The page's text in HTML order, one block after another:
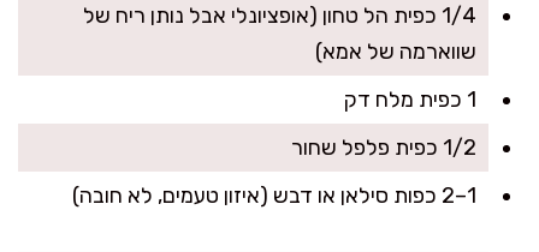
1/4 כפית הל טחון (אופציונלי אבל נותן ריח של
שווארמה של אמא)
1 כפית מלח דק
1/2 כפית פלפל שחור
1–2 כפות סילאן או דבש (איזון טעמים, לא חובה)